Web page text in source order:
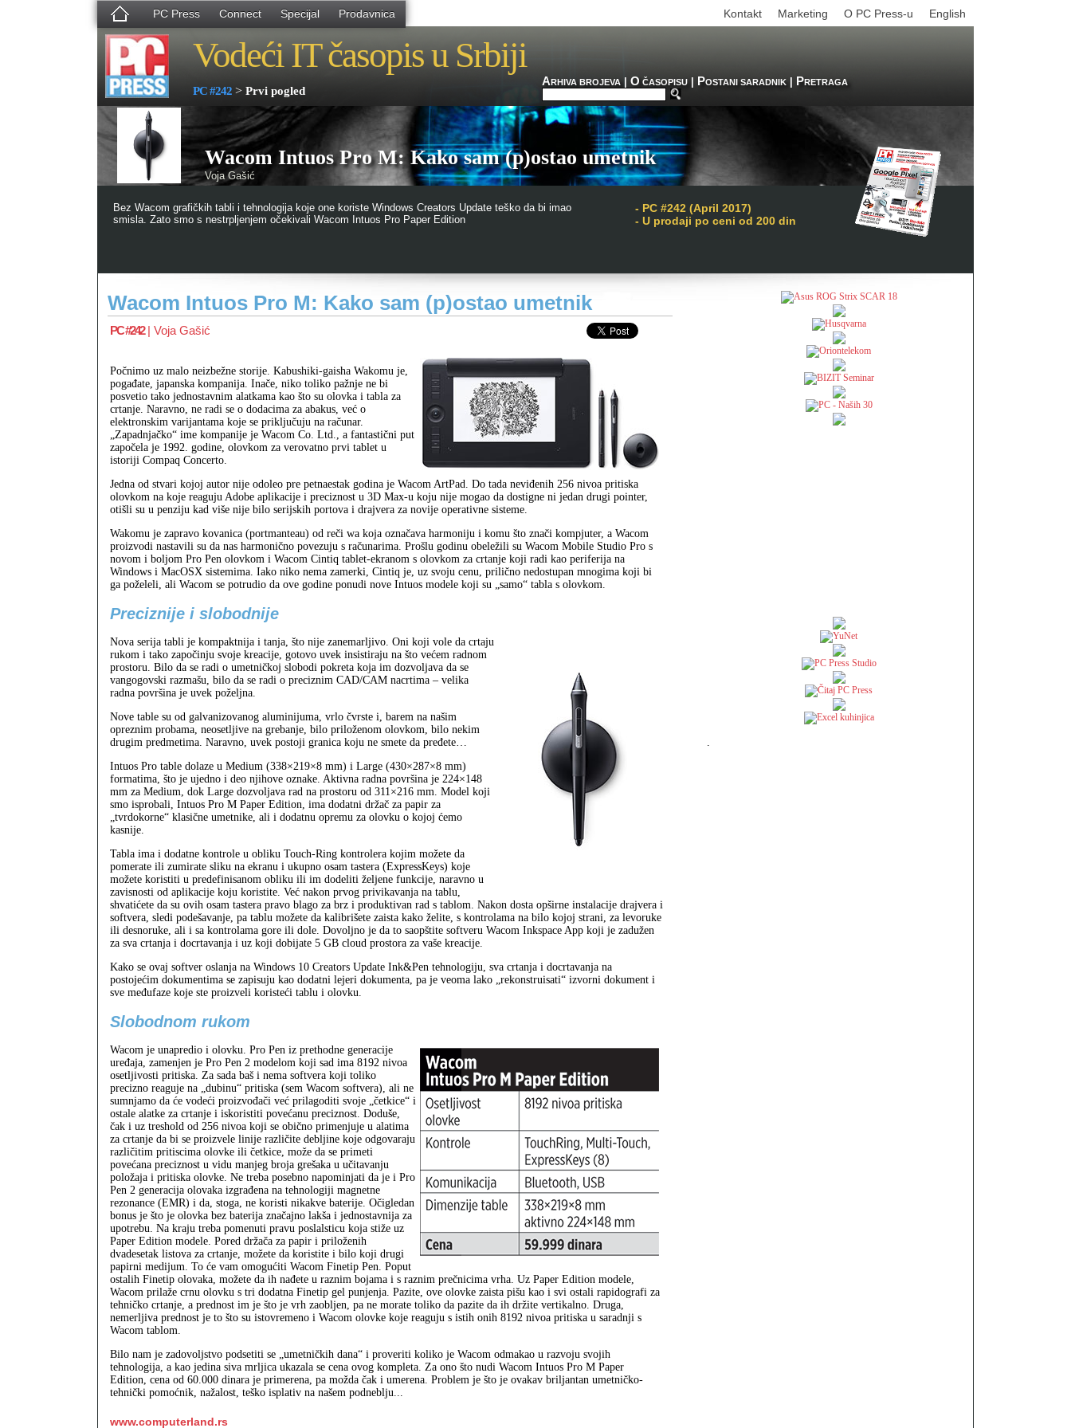
PC Press Connect Specijal Prodavnica English
O PC Press-u
Marketing
Kontakt
Vodeći IT časopis u Srbiji
PC #242 > Prvi pogled
ARHIVA BROJEVA| O ČASOPISU POSTANI SARADNIK| PRETRAGA
Wacom Intuos Pro M: Kako sam (p)ostao umetnik
Voja Gašić
Bez Wacom grafičkih tabli i tehnologija koje one koriste Windows Creators Update teško da bi imao
smisla. Zato smo s nestrpljenjem očekivali Wacom Intuos Pro Paper Edition
- PC #242 (April 2017)
- U prodaji po ceni od 200 din
Wacom Intuos Pro M: Kako sam (p)ostao umetnik
PC #242| Voja Gašić
Počnimo uz malo neizbežne storije. Kabushiki-gaisha Wakomu je,
pogađate, japanska kompanija. Inače, niko toliko pažnje ne bi
posvetio tako jednostavnim alatkama kao što su olovka i tabla za
crtanje. Naravno, ne radi se o dodacima za abakus, već o
elektronskim varijantama koje se priključuju na računar.
„Zapadnjačko“ ime kompanije je Wacom Co. Ltd., a fantastični put
započela je 1992. godine, olovkom za verovatno prvi tablet u
istoriji Compaq Concerto.
Jedna od stvari kojoj autor nije odoleo pre petnaestak godina je Wacom ArtPad. Do tada neviđenih 256 nivoa pritiska
olovkom na koje reaguju Adobe aplikacije i preciznost u 3D Max-u koju nije mogao da dostigne ni jedan drugi pointer,
otišli su u penziju kad više nije bilo serijskih portova i drajvera za novije operativne sisteme.
Wakomu je zapravo kovanica (portmanteau) od reči wa koja označava harmoniju i komu što znači kompjuter, a Wacom
proizvodi nastavili su da nas harmonično povezuju s računarima. Prošlu godinu obeležili su Wacom Mobile Studio Pro s
novom i boljom Pro Pen olovkom i Wacom Cintiq tablet-ekranom s olovkom za crtanje koji radi kao periferija na
Windows i MacOSX sistemima. Iako niko nema zamerki, Cintiq je, uz svoju cenu, prilično nedostupan mnogima koji bi
ga poželeli, ali Wacom se potrudio da ove godine ponudi nove Intuos modele koji su „samo“ tabla s olovkom.
Preciznije i slobodnije
Nova serija tabli je kompaktnija i tanja, što nije zanemarljivo. Oni koji vole da crtaju
rukom i tako započinju svoje kreacije, gotovo uvek insistiraju na što većem radnom
prostoru. Bilo da se radi o umetničkoj slobodi pokreta koja im dozvoljava da se
vangogovski razmašu, bilo da se radi o preciznim CAD/CAM nacrtima – velika
radna površina je uvek poželjna.
Nove table su od galvanizovanog aluminijuma, vrlo čvrste i, barem na našim
opreznim probama, neosetljive na grebanje, bilo priloženom olovkom, bilo nekim
drugim predmetima. Naravno, uvek postoji granica koju ne smete da pređete…
Intuos Pro table dolaze u Medium (338×219×8 mm) i Large (430×287×8 mm)
formatima, što je ujedno i deo njihove oznake. Aktivna radna površina je 224×148
mm za Medium, dok Large dozvoljava rad na prostoru od 311×216 mm. Model koji
smo isprobali, Intuos Pro M Paper Edition, ima dodatni držač za papir za
„tvrdokorne“ klasične umetnike, ali i dodatnu opremu za olovku o kojoj ćemo
kasnije.
Tabla ima i dodatne kontrole u obliku Touch-Ring kontrolera kojim možete da
pomerate ili zumirate sliku na ekranu i ukupno osam tastera (ExpressKeys) koje
možete koristiti u predefinisanom obliku ili im dodeliti željene funkcije, naravno u
zavisnosti od aplikacije koju koristite. Već nakon prvog privikavanja na tablu,
shvatićete da su ovih osam tastera pravo blago za brz i produktivan rad s tablom. Nakon dosta opširne instalacije drajvera i
softvera, sledi podešavanje, pa tablu možete da kalibrišete zaista kako želite, s kontrolama na bilo kojoj strani, za levoruke
ili desnoruke, ali i sa kontrolama gore ili dole. Dovoljno je da to saopštite softveru Wacom Inkspace App koji je zadužen
za sva crtanja i docrtavanja i uz koji dobijate 5 GB cloud prostora za vaše kreacije.
Kako se ovaj softver oslanja na Windows 10 Creators Update Ink&Pen tehnologiju, sva crtanja i docrtavanja na
postojećim dokumentima se zapisuju kao dodatni lejeri dokumenta, pa je veoma lako „rekonstruisati“ izvorni dokument i
sve međufaze koje ste proizveli koristeći tablu i olovku.
Slobodnom rukom
Wacom je unapredio i olovku. Pro Pen iz prethodne generacije
uređaja, zamenjen je Pro Pen 2 modelom koji sad ima 8192 nivoa
osetljivosti pritiska. Za sada baš i nema softvera koji toliko
precizno reaguje na „dubinu“ pritiska (sem Wacom softvera), ali ne
sumnjamo da će vodeći proizvođači već prilagoditi svoje „četkice“ i
ostale alatke za crtanje i iskoristiti povećanu preciznost. Doduše,
čak i uz treshold od 256 nivoa koji se obično primenjuje u alatima
za crtanje da bi se proizvele linije različite debljine koje odgovaraju
različitim pritiscima olovke ili četkice, može da se primeti
povećana preciznost u vidu manjeg broja grešaka u učitavanju
položaja i pritiska olovke. Ne treba posebno napominjati da je i Pro
Pen 2 generacija olovaka izgrađena na tehnologiji magnetne
rezonance (EMR) i da, stoga, ne koristi nikakve baterije. Očigledan
bonus je što je olovka bez baterija značajno lakša i jednostavnija za
upotrebu. Na kraju treba pomenuti pravu poslalsticu koja stiže uz
Paper Edition modele. Pored držača za papir i priloženih
dvadesetak listova za crtanje, možete da koristite i bilo koji drugi
papirni medijum. To će vam omogućiti Wacom Finetip Pen. Poput
ostalih Finetip olovaka, možete da ih nađete u raznim bojama i s raznim prečnicima vrha. Uz Paper Edition modele,
Wacom prilaže crnu olovku s tri dodatna Finetip gel punjenja. Pazite, ove olovke zaista pišu kao i svi ostali rapidografi za
tehničko crtanje, a prednost im je što je vrh zaobljen, pa ne morate toliko da pazite da ih držite vertikalno. Druga,
nemerljiva prednost je to što su istovremeno i Wacom olovke koje reaguju s istih onih 8192 nivoa pritiska u saradnji s
Wacom tablom.
Bilo nam je zadovoljstvo podsetiti se „umetničkih dana“ i proveriti koliko je Wacom odmakao u razvoju svojih
tehnologija, a kao jedina siva mrljica ukazala se cena ovog kompleta. Za ono što nudi Wacom Intuos Pro M Paper
Edition, cena od 60.000 dinara je primerena, pa možda čak i umerena. Problem je što je ovakav briljantan umetničko-
tehnički pomoćnik, nažalost, teško isplativ na našem podneblju...
www.computerland.rs
.